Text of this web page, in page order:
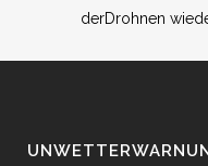
derDrohnen